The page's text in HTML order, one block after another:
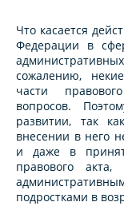
Что касается
Федерации в
сожалению,
части
вопросов.
развитии, так
внесении в него
и даже в
правового
подростками в